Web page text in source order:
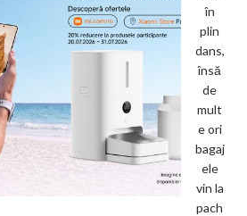
în
plin
dans,
însă
de
mult
e ori
bagaj
ele
vin la
pach